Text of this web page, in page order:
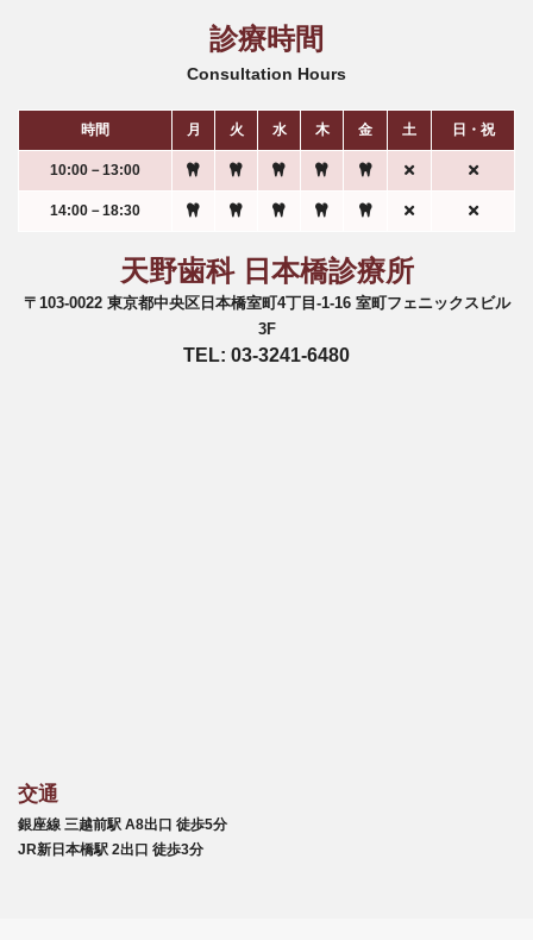
診療時間
Consultation Hours
時間 月 火 水 木 金 土 日・祝
10:00－13:00
14:00－18:30
天野歯科 日本橋診療所
〒103-0022 東京都中央区日本橋室町4丁目-1-16 室町フェニックスビル
3F
TEL: 03-3241-6480
交通
銀座線 三越前駅 A8出口 徒歩5分
JR新日本橋駅 2出口 徒歩3分